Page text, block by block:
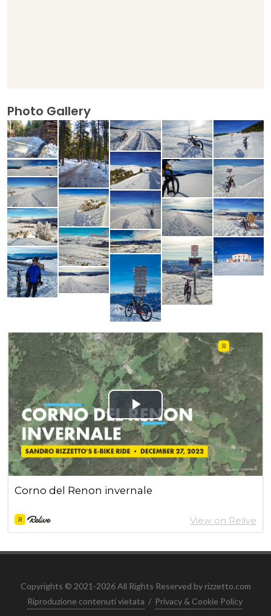
Photo Gallery
Copyrights © 2021-2026 All Rights Reserved by rizzetto.com
Riproduzione contenuti vietata / Privacy & Cookie Policy